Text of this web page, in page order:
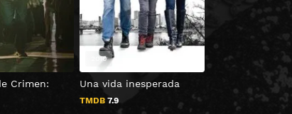
Crimen:
Una vida inesperada
TMDB7.9
2010
La rueda del
TMDB 8.4